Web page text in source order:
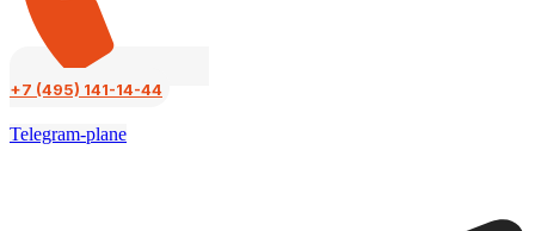
+7 (495) 141-14-44
Telegram-plane